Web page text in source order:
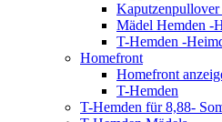
Mädel Hemden -
T-Hemden -
Homefront
Homefront
T-Hemden
T-Hemden für 8,88-